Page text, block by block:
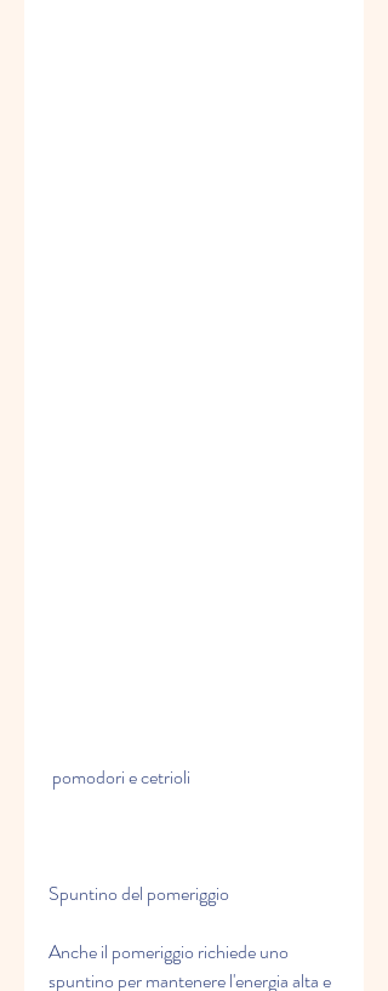
pomodori e cetrioli
Spuntino del pomeriggio
Anche il pomeriggio richiede uno
spuntino per mantenere l'energia alta e